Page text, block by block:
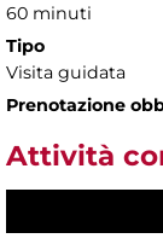
60 minuti
Tipo
Visita guidata
Prenotazione
Attività